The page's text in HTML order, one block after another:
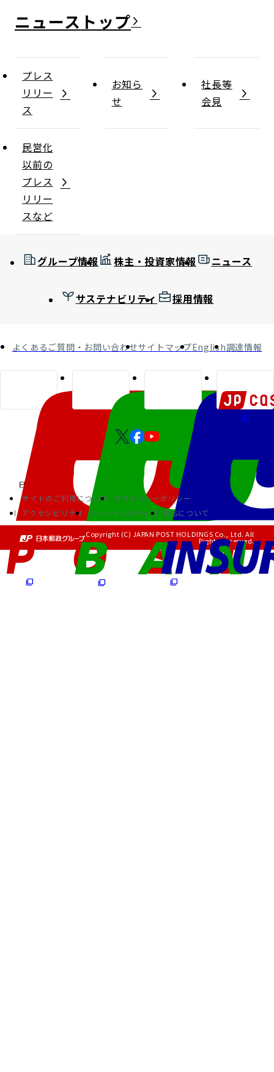
ニュース
プレス
リリー
ス
お知ら
せ
社長等
会見
民営化
以前の
プレス
リリー
スなど
グループ情報 株主・投資家情報 ニュース
サステナビリティ 採用情報
よくあるご質問・お問い合わせサイトマップEnglish調達情報
サイトのご利用について
プライバシーポリシー
アクセシビリティ
ソーシャルメディア RSSについて
Copyright (C) JAPAN POST HOLDINGS Co., Ltd. All
Rights Reserved.